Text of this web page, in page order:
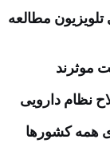
مطالعه
موثرند
نظام دارویی
همه کشورها